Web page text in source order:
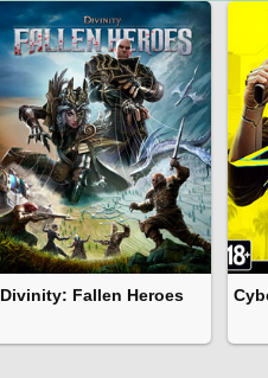
Divinity: Fallen Heroes